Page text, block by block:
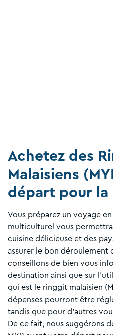
Achetez des
Malaisiens
départ pour la
Vous préparez un voyage en
multiculturel vous
cuisine délicieuse et des
assurer le bon déroulement
conseillons de bien vous
destination ainsi que sur
qui est le ringgit malaisien
dépenses pourront être
tandis que pour d’autres
De ce fait, nous suggérons